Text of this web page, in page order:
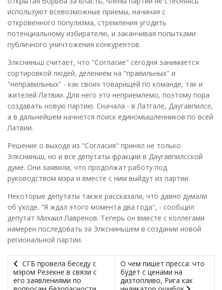
используют всевозможные приемы, начиная с
откровенного популизма, стремления угодить
потенциальному избирателю, и заканчивая попытками
публичного уничтожения конкурентов.
Элксниньш считает, что "Согласие" сегодня занимается
сортировкой людей, делением на "правильных" и
"неправильных" - как своих товарищей по команде, так и
жителей Латвии. Для него это неприемлемо, поэтому пора
создавать новую партию. Сначала - в Латгале, Даугавпилсе,
а в дальнейшем начнется поиск единомышленников по всей
Латвии.
Решение о выходе из "Согласия" принял не только
Элксниньш, но и все депутаты фракции в Даугавпилсской
думе. Они заявили, что продолжат работу под
руководством мэра и вместе с ним выйдут из партии.
Некоторые депутаты также рассказали, что давно думали
об уходе. "Я ждал этого момента два года", - сообщил
депутат Михаил Лавренов. Теперь он вместе с коллегами
намерен последовать за Элксниньшем в создании новой
региональной партии.
СГБ провела беседу с
мэром Резекне в связи с
его заявлениями по
О чем пишет пресса: что
будет с ценами на
дизтопливо, Рига как